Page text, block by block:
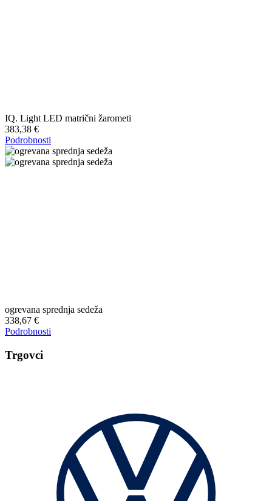
IQ. Light LED matrični žarometi
383,38 €
Podrobnosti
ogrevana sprednja sedeža
338,67 €
Podrobnosti
Trgovci